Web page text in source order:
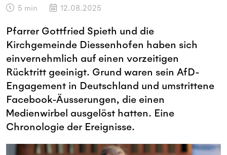
5 min 12.08.2025
Pfarrer Gottfried Spieth und die
Kirchgemeinde Diessenhofen haben sich
einvernehmlich auf einen vorzeitigen
Rücktritt geeinigt. Grund waren sein AfD-
Engagement in Deutschland und umstrittene
Facebook-Äusserungen, die einen
Medienwirbel ausgelöst hatten. Eine
Chronologie der Ereignisse.